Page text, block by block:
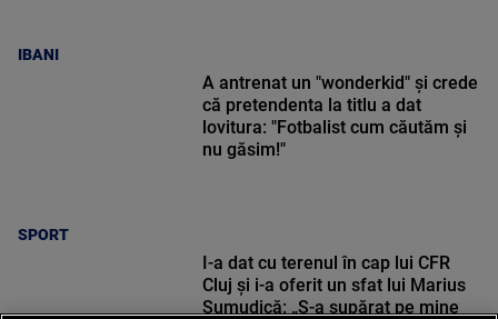
IBANI
SPORT
A antrenat un "wonderkid" și crede
că pretendenta la titlu a dat
lovitura: "Fotbalist cum căutăm și
nu găsim!"
I-a dat cu terenul în cap lui CFR
Cluj și i-a oferit un sfat lui Marius
Șumudică: „S-a supărat pe mine